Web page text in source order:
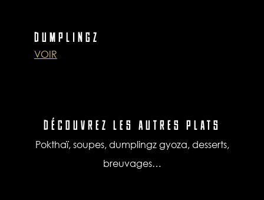
DUMPLINGZ
VOIR
DÉCOUVREZ LES AUTRES PLATS
Pokthaï, soupes, dumplingz gyoza, desserts,
breuvages…